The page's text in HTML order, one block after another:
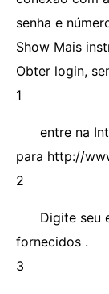
senha e
Show Mais
Obter login,
1
entre na
para http://
2
Digite seu
fornecidos .
3